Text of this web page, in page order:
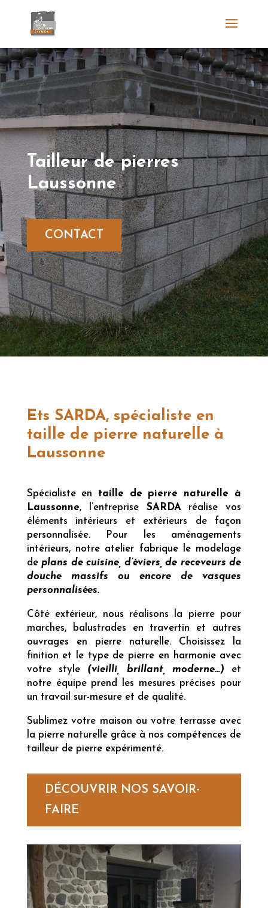
Tailleur de pierres
Laussonne
CONTACT
Ets SARDA, spécialiste en
taille de pierre naturelle à
Laussonne
Spécialiste en taille de pierre naturelle à
Laussonne, l’entreprise SARDAréalise vos
éléments intérieurs et extérieurs de façon
personnalisée. Pour les aménagements
intérieurs, notre atelier fabrique le modelage
deplans de cuisine, d’éviers, de receveurs de
douche massifs ou encore de vasques
personnalisées.
Côté extérieur, nous réalisons la pierre pour
marches, balustrades en travertin et autres
ouvrages en pierre naturelle. Choisissez la
finition et le type de pierre en harmonie avec
votre style (vieilli, brillant, moderne…) et
notre équipe prend les mesures précises pour
un travail sur-mesure et de qualité.
Sublimez votre maison ou votre terrasse avec
la pierre naturelle grâce à nos compétences de
tailleur de pierre expérimenté.
DÉCOUVRIR NOS SAVOIR-
FAIRE